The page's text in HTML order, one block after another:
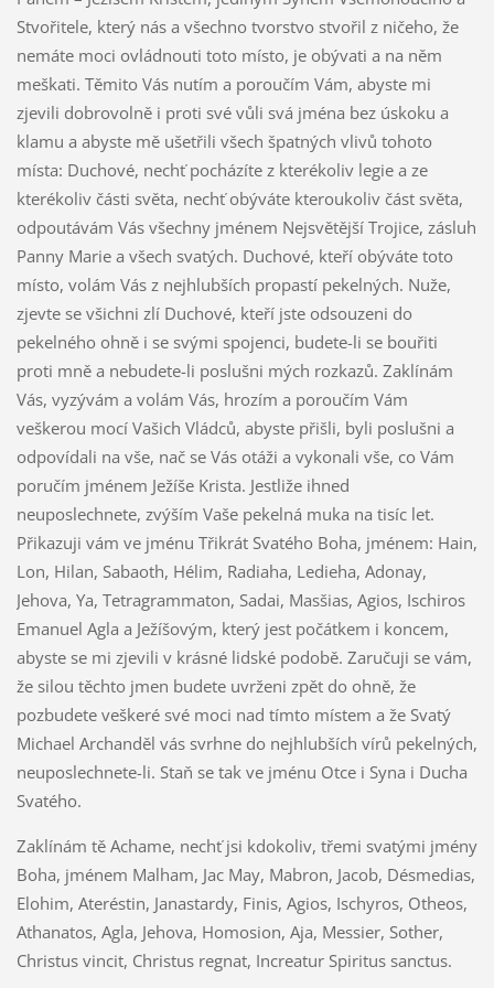
Stvořitele, který nás a všechno tvorstvo stvořil z ničeho, že
nemáte moci ovládnouti toto místo, je obývati a na něm
meškati. Těmito Vás nutím a poroučím Vám, abyste mi
zjevili dobrovolně i proti své vůli svá jména bez úskoku a
klamu a abyste mě ušetřili všech špatných vlivů tohoto
místa: Duchové, nechť pocházíte z kterékoliv legie a ze
kterékoliv části světa, nechť obýváte kteroukoliv část světa,
odpoutávám Vás všechny jménem Nejsvětější Trojice, zásluh
Panny Marie a všech svatých. Duchové, kteří obýváte toto
místo, volám Vás z nejhlubších propastí pekelných. Nuže,
zjevte se všichni zlí Duchové, kteří jste odsouzeni do
pekelného ohně i se svými spojenci, budete-li se bouřiti
proti mně a nebudete-li poslušni mých rozkazů. Zaklínám
Vás, vyzývám a volám Vás, hrozím a poroučím Vám
veškerou mocí Vašich Vládců, abyste přišli, byli poslušni a
odpovídali na vše, nač se Vás otáži a vykonali vše, co Vám
poručím jménem Ježíše Krista. Jestliže ihned
neuposlechnete, zvýším Vaše pekelná muka na tisíc let.
Přikazuji vám ve jménu Třikrát Svatého Boha, jménem: Hain,
Lon, Hilan, Sabaoth, Hélim, Radiaha, Ledieha, Adonay,
Jehova, Ya, Tetragrammaton, Sadai, Masšias, Agios, Ischiros
Emanuel Agla a Ježíšovým, který jest počátkem i koncem,
abyste se mi zjevili v krásné lidské podobě. Zaručuji se vám,
že silou těchto jmen budete uvrženi zpět do ohně, že
pozbudete veškeré své moci nad tímto místem a že Svatý
Michael Archanděl vás svrhne do nejhlubších vírů pekelných,
neuposlechnete-li. Staň se tak ve jménu Otce i Syna i Ducha
Svatého.
Zaklínám tě Achame, nechť jsi kdokoliv, třemi svatými jmény
Boha, jménem Malham, Jac May, Mabron, Jacob, Désmedias,
Elohim, Ateréstin, Janastardy, Finis, Agios, Ischyros, Otheos,
Athanatos, Agla, Jehova, Homosion, Aja, Messier, Sother,
Christus vincit, Christus regnat, Increatur Spiritus sanctus.